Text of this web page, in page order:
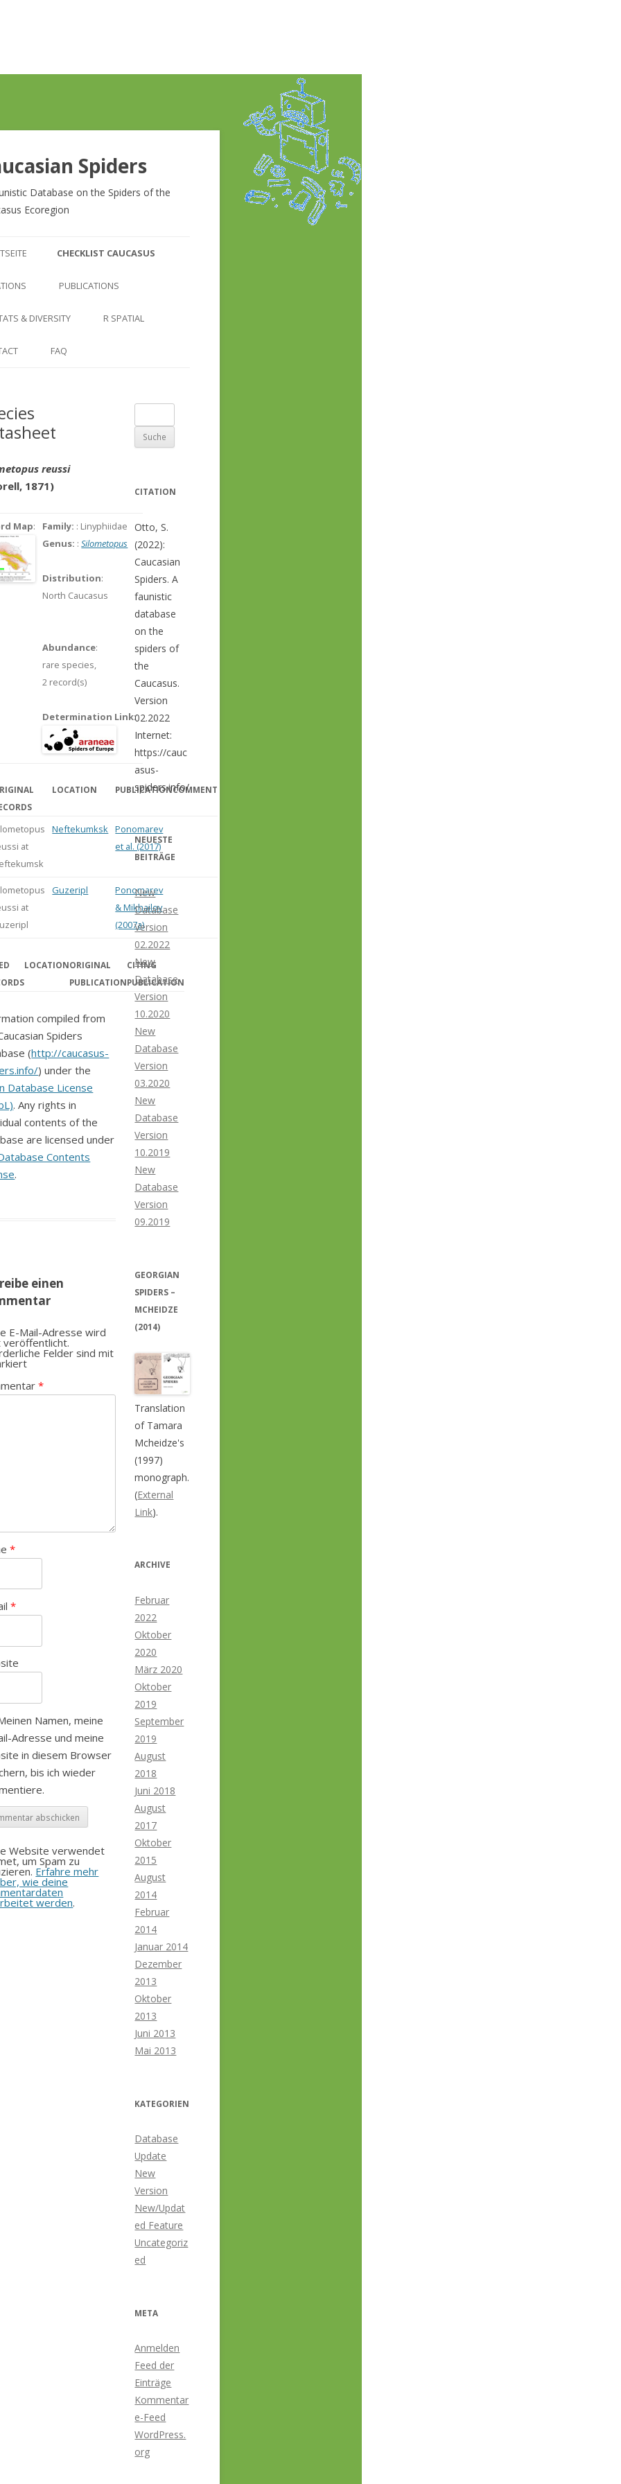
Spiders
Database on the Spiders of the
Ecoregion
Inhalt
CHECKLIST CAUCASUS
CHECKLIST CAUCASUS
COUNTRY AND REGION
LOCATION
PUBLICATIONS
LINKS
& DIVERSITY
DIVERSITY PATTERNS
R SPATIAL
RASTER BASICS 3 – AREA
FAQ
reussi
1871)
Map: Family: : Linyphiidae
Genus: :Silometopus
Distribution:
North Caucasus
Abundance:
rare species,
2 record(s)
Determination Link:
LOCATION PUBLICATIONCOMMENT
at
Neftekumksk Ponomarev
et al. (2017)
at
Guzeripl
Ponomarev
& Mikhailov
(2007a)
LOCATIONORIGINAL
PUBLICATION
CITING
PUBLICATION
compiled from
Spiders
(http://caucasus-
) under the
Database License
. Any rights in
contents of the
are licensed under
Contents
.
einen
E-Mail-Adresse wird
veröffentlicht.
Felder sind mit
*
*
*
Namen, meine
Adresse und meine
in diesem Browser
bis ich wieder
Website verwendet
um Spam zu
Erfahre mehr
wie deine
werden.
nach:
CITATION
Otto, S.
(2022):
Caucasian
Spiders. A
faunistic
database
on the
spiders of
the
Caucasus.
Version
02.2022
Internet:
https://cauc
asus-
spiders.info/
NEUESTE
BEITRÄGE
New
Database
Version
02.2022
New
Database
Version
10.2020
New
Database
Version
03.2020
New
Database
Version
10.2019
New
Database
Version
09.2019
GEORGIAN
SPIDERS –
MCHEIDZE
(2014)
Translation
of Tamara
Mcheidze's
(1997)
monograph.
(External
Link).
ARCHIVE
Februar
2022
Oktober
2020
März 2020
Oktober
2019
September
2019
August
2018
Juni 2018
August
2017
Oktober
2015
August
2014
Februar
2014
Januar 2014
Dezember
2013
Oktober
2013
Juni 2013
Mai 2013
KATEGORIEN
Database
Update
New
Version
New/Updat
ed Feature
Uncategoriz
ed
META
Anmelden
Feed der
Einträge
Kommentar
e-Feed
WordPress.
org